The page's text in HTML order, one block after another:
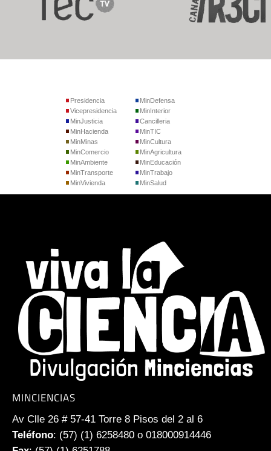
Presidencia
Vicepresidencia
MinJusticia
MinDefensa
MinInterior
Cancilleria
MinHacienda
MinMinas
MinComercio
MinTIC
MinCultura
MinAgricultura
MinAmbiente
MinTransporte
MinVivienda
MinEducación
MinTrabajo
MinSalud
MINCIENCIAS
Av Clle 26 # 57-41 Torre 8 Pisos del 2 al 6
Teléfono: (57) (1) 6258480 o 018000914446